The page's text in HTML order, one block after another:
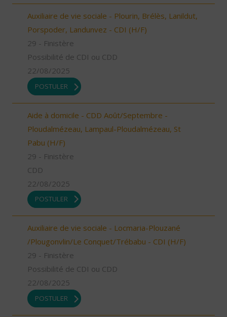
Auxiliaire de vie sociale - Plourin, Brélès, Lanildut,
Porspoder, Landunvez - CDI (H/F)
29 - Finistère
Possibilité de CDI ou CDD
22/08/2025
POSTULER
Aide à domicile - CDD Août/Septembre -
Ploudalmézeau, Lampaul-Ploudalmézeau, St
Pabu (H/F)
29 - Finistère
CDD
22/08/2025
POSTULER
Auxiliaire de vie sociale - Locmaria-Plouzané
/Plougonvlin/Le Conquet/Trébabu - CDI (H/F)
29 - Finistère
Possibilité de CDI ou CDD
22/08/2025
POSTULER